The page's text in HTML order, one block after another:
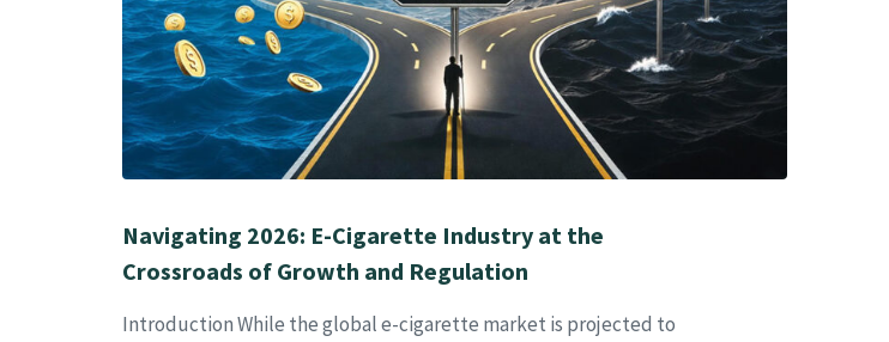
Navigating 2026: E-Cigarette Industry at the
Crossroads of Growth and Regulation
Introduction While the global e-cigarette market is projected to